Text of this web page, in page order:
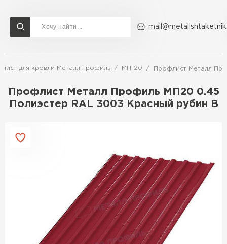
для кровли Металл профиль МП-20 Профлист Металл
Профлист Металл Профиль МП20 0.45
Полиэстер RAL 3003 Красный рубин B
Доставка и оплата Акции О компании Контакты
Перейти в каталог